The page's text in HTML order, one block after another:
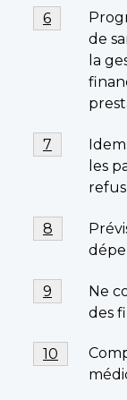
Note
de
de
la
Retour à la
6
Note
de
page
7
les
Retour à la
7
Note
de
de
page
Retour à la
8
Note
de
de
page
Ne
des
Retour à la
9
Note
de
Retour à la
10